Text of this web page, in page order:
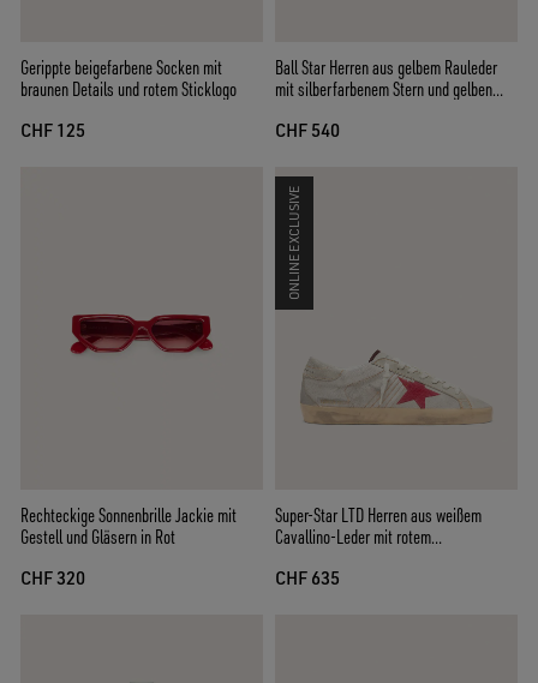
Gerippte beigefarbene Socken mit
braunen Details und rotem Sticklogo
CHF 125
Ball Star Herren aus gelbem Rauleder
mit silberfarbenem Stern und gelben
CHF 540
Rechteckige Sonnenbrille Jackie mit
Gestell und Gläsern in Rot
CHF 320
ONLINE EXCLUSIVE
Super-Star LTD Herren aus weißem
Cavallino-Leder mit rotem
CHF 635